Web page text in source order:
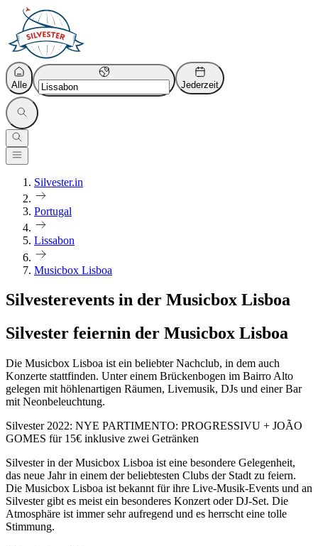
Alle Jederzeit
Silvester.in
Portugal
Lissabon
Musicbox Lisboa
Silvesterevents in der Musicbox Lisboa
Silvester feiernin der Musicbox Lisboa
Die Musicbox Lisboa ist ein beliebter Nachclub, in dem auch
Konzerte stattfinden. Unter einem Brückenbogen im Bairro Alto
gelegen mit höhlenartigen Räumen, Livemusik, DJs und einer Bar
mit Neonbeleuchtung.
Silvester 2022: NYE PARTIMENTO: PROGRESSIVU + JOÃO
GOMES für 15€ inklusive zwei Getränken
Silvester in der Musicbox Lisboa ist eine besondere Gelegenheit,
das neue Jahr in einem der beliebtesten Clubs der Stadt zu feiern.
Die Musicbox Lisboa ist bekannt für ihre Live-Musik-Events und an
Silvester gibt es meist ein besonderes Konzert oder DJ-Set. Die
Atmosphäre ist immer sehr aufregend und es herrscht eine tolle
Stimmung.